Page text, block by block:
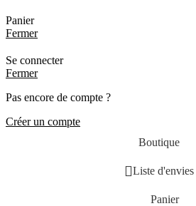
Panier
Fermer
Se connecter
Fermer
Pas encore de compte ?
Créer un compte
Boutique
Liste d'envies
Panier